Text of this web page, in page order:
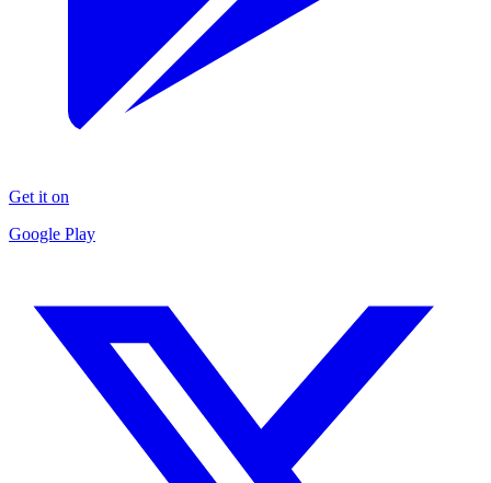
Get it on
Google Play